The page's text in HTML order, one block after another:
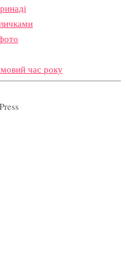
час року